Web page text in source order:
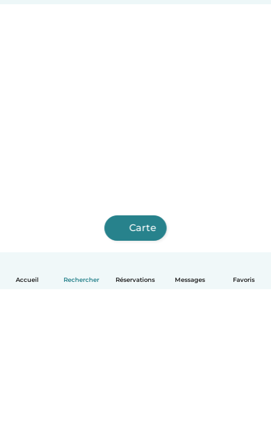
Accueil Rechercher Réservations Messages Favoris
Carte